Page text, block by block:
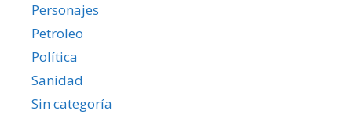
Personajes
Petroleo
Política
Sanidad
Sin categoría